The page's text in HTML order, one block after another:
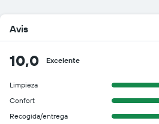
Avis
10,0 Excelente
Limpieza
Confort
Recogida/entrega